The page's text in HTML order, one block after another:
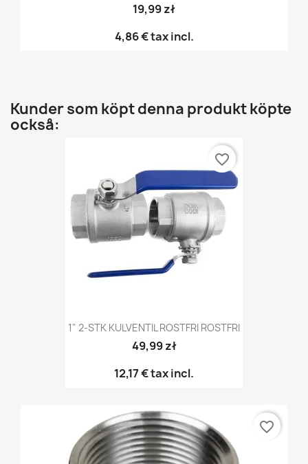
19,99 zł
4,86 €tax incl.
Kunder som köpt denna produkt köpte
också:
1" 2-STK KULVENTIL ROSTFRI ROSTFRI
49,99 zł
12,17 €tax incl.
favorite_border
favorite_border